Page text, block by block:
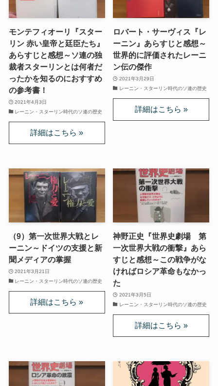
マルクス・エンゲルスの生涯と思想背景
産業革命とイギリス・ヨーロッパ社会
ロシアの歴史・文化とドストエフスキー
ディストピア・SF小説から考える現代社会
三島由紀夫と日本文学
ロシアの文豪ツルゲーネフ
ロシアの大作家チェーホフの名作たち
ニーチェとドストエフスキー
愛すべき遍歴の騎士ドン・キホーテ
フランス文学と歴史・文化
『レ・ミゼラブル』をもっと楽しむために
イギリス・ドイツ文学と歴史・文化
モンテフィオーリ『スター
リン 赤い皇帝と廷臣たち』
あらすじと感想～ソ連の独
裁者スターリンとは何者だ
ったかを知るのにおすすめ
の参考書！
2021年4月3日
レーニン・スターリン時代のソ連の歴史
ロバート・サーヴィス『レ
ーニン』あらすじと感想～
世界的に評価されたレーニ
ン伝の傑作
2021年3月29日
レーニン・スターリン時代のソ連の歴史
（9）第一次世界大戦とレ
ーニン～ドイツの支援と新
聞メディアの掌握
2021年3月21日
レーニン・スターリン時代のソ連の歴史
神野正史『世界史劇場 第
一次世界大戦の衝撃』あら
すじと感想～この戦争がな
ければロシア革命もなかっ
た
2021年3月5日
レーニン・スターリン時代のソ連の歴史